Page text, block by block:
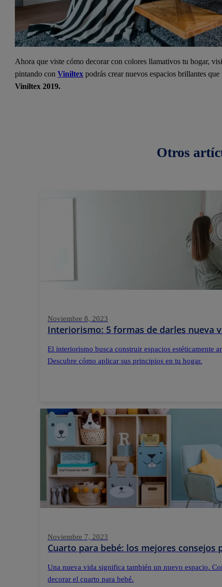
Ahora que viste cómo decorar con colores llamativos tu hogar,
pintando conViniltex podrás crear nuevos espacios brillantes
Viniltex 2019.
Otros
Noviembre 8, 2023
Interiorismo: 5 formas de darles nueva
El interiorismo busca construir espacios estéticamente
Descubre cómo aplicar sus principios en tu hogar.
Noviembre 7, 2023
Cuarto para bebé: los mejores consejos
Una nueva vida significa también un nuevo espacio.
decorar el cuarto para bebé.